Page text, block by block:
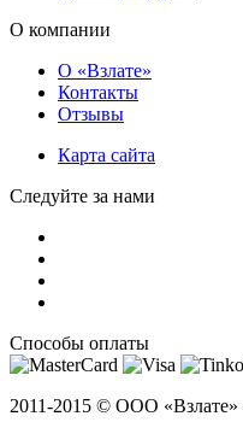
О компании
О «Взлате»
Контакты
Отзывы
Карта сайта
Следуйте за нами
Способы оплаты
2011-2015 © ООО «Взлате»